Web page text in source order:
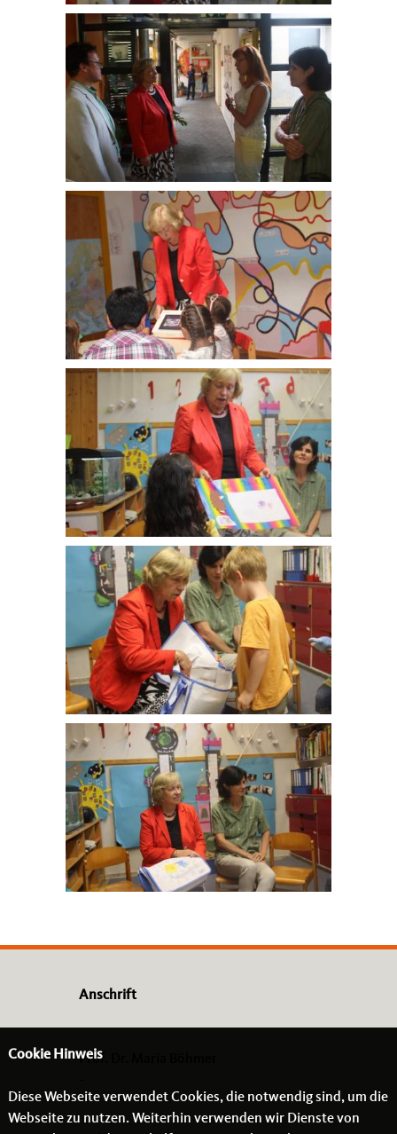
Anschrift
Prof. Dr. Maria Böhmer
- -
Cookie Hinweis
Diese Webseite verwendet Cookies, die notwendig sind, um die
Webseite zu nutzen. Weiterhin verwenden wir Dienste von